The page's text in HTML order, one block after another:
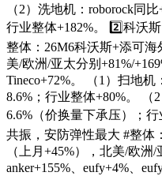
（2）洗地机：roborock同
行业整体+182%。 2️⃣科沃
整体：26M6科沃斯+添可海
美/欧洲/亚太分别+81%/
Tineco+72%。 （1）扫地
8.6%；行业整体+80%。 （
6.6%（价换量下承压）；行
共振，安防弹性最大 #整体
（上月+45%），北美/欧洲/
anker+155%、eufy+4%、